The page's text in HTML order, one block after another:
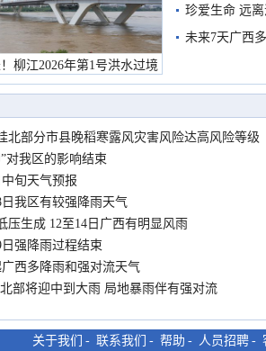
柳江2026年第1号洪水过境
民在堤岸见证汛况
珍爱生命 远
未来7天广西
北部分市县晚稻寒露风灾害风险达高风险等级
对我区的影响结束
中旬天气预报
日我区有较强降雨天气
压生成 12至14日广西有明显风雨
日强降雨过程结束
广西多降雨和强对流天气
部将迎中到大雨 局地暴雨伴有强对流
关于我们 - 联系我们 - 帮助 - 人员招聘 -